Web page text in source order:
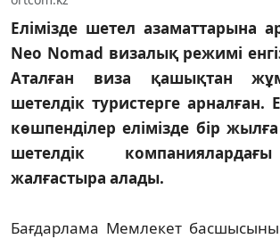
Елімізде шетел азаматтарына
Neo Nomad визалық режимі
Аталған виза қашықтан
шетелдік туристерге арналған.
көшпенділер елімізде бір
шетелдік
жалғастыра алады.
Бағдарлама Мемлекет